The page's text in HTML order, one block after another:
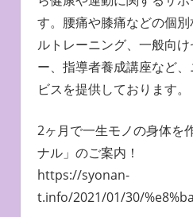
す。腰痛や膝痛などの個
ルトレーニング、一般向
ー、指導者養成講座など
ビスを提供しております。
2ヶ月で一生モノの身体を
ナル」のご案内！
https://syonan-
t.info/2021/01/30/